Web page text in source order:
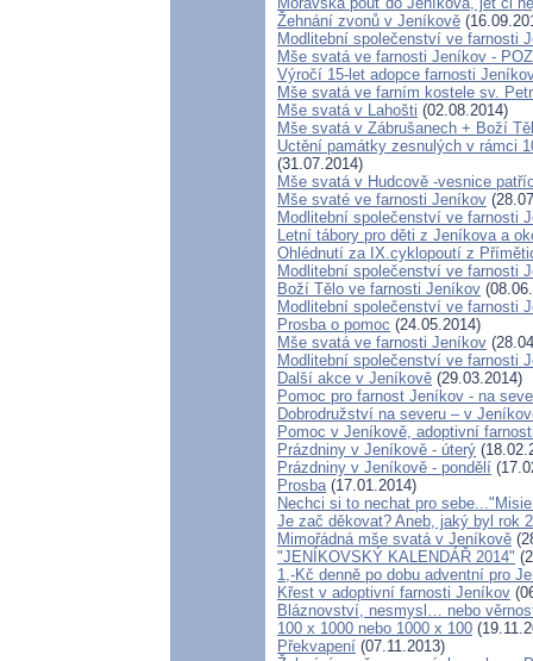
Žehnání zvonů v Jeníkově
Modlitební společenství ve farnosti
Mše svatá ve farnosti Jeníkov -
Výročí 15-let adopce farnosti
Mše svatá ve farním kostele sv.
Mše svatá v Lahošti (02.08.2014)
Mše svatá v Zábrušanech + Boží
Uctění památky zesnulých v rámci
(31.07.2014)
Mše svatá v Hudcově -vesnice
Mše svaté ve farnosti Jeníkov
Modlitební společenství ve farnosti
Letní tábory pro děti z Jeníkova a
Ohlédnutí za IX.cyklopoutí z
Modlitební společenství ve farnosti
Boží Tělo ve farnosti Jeníkov
Modlitební společenství ve farnosti
Prosba o pomoc (24.05.2014)
Mše svatá ve farnosti Jeníkov
Modlitební společenství ve farnosti
Další akce v Jeníkově (29.03.2014)
Pomoc pro farnost Jeníkov - na
Dobrodružství na severu – v
Pomoc v Jeníkově, adoptivní
Prázdniny v Jeníkově - úterý
Prázdniny v Jeníkově - pondělí
Prosba(17.01.2014)
Nechci si to nechat pro
Je zač děkovat? Aneb, jaký byl rok
Mimořádná mše svatá v Jeníkově
"JENÍKOVSKÝ KALENDÁŘ 2014"
1,-Kč denně po dobu adventní pro
Křest v adoptivní farnosti Jeníkov
Bláznovství, nesmysl… nebo
100 x 1000 nebo 1000 x 100
Překvapení (07.11.2013)